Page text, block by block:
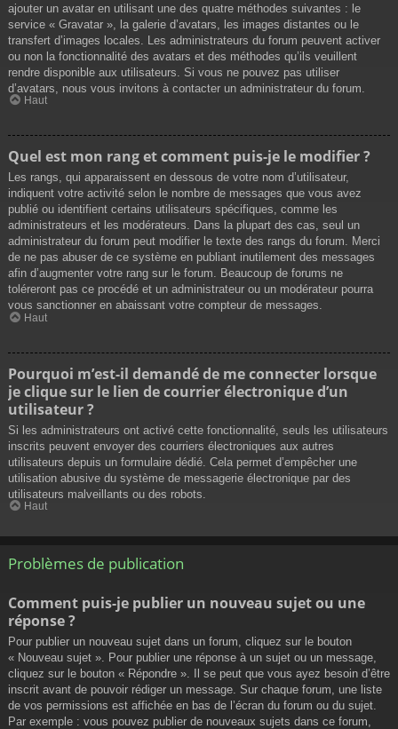
ajouter un avatar en utilisant une des quatre méthodes suivantes : le
service « Gravatar », la galerie d’avatars, les images distantes ou le
transfert d’images locales. Les administrateurs du forum peuvent activer
ou non la fonctionnalité des avatars et des méthodes qu’ils veuillent
rendre disponible aux utilisateurs. Si vous ne pouvez pas utiliser
d’avatars, nous vous invitons à contacter un administrateur du forum.
Haut
Quel est mon rang et comment puis-je le modifier ?
Les rangs, qui apparaissent en dessous de votre nom d’utilisateur,
indiquent votre activité selon le nombre de messages que vous avez
publié ou identifient certains utilisateurs spécifiques, comme les
administrateurs et les modérateurs. Dans la plupart des cas, seul un
administrateur du forum peut modifier le texte des rangs du forum. Merci
de ne pas abuser de ce système en publiant inutilement des messages
afin d’augmenter votre rang sur le forum. Beaucoup de forums ne
toléreront pas ce procédé et un administrateur ou un modérateur pourra
vous sanctionner en abaissant votre compteur de messages.
Haut
Pourquoi m’est-il demandé de me connecter lorsque
je clique sur le lien de courrier électronique d’un
utilisateur ?
Si les administrateurs ont activé cette fonctionnalité, seuls les utilisateurs
inscrits peuvent envoyer des courriers électroniques aux autres
utilisateurs depuis un formulaire dédié. Cela permet d’empêcher une
utilisation abusive du système de messagerie électronique par des
utilisateurs malveillants ou des robots.
Haut
Problèmes de publication
Comment puis-je publier un nouveau sujet ou une
réponse ?
Pour publier un nouveau sujet dans un forum, cliquez sur le bouton
« Nouveau sujet ». Pour publier une réponse à un sujet ou un message,
cliquez sur le bouton « Répondre ». Il se peut que vous ayez besoin d’être
inscrit avant de pouvoir rédiger un message. Sur chaque forum, une liste
de vos permissions est affichée en bas de l’écran du forum ou du sujet.
Par exemple : vous pouvez publier de nouveaux sujets dans ce forum,